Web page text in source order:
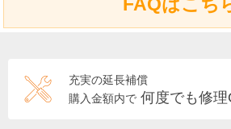
充実の延長補償
購入金額内で 何度でも修理